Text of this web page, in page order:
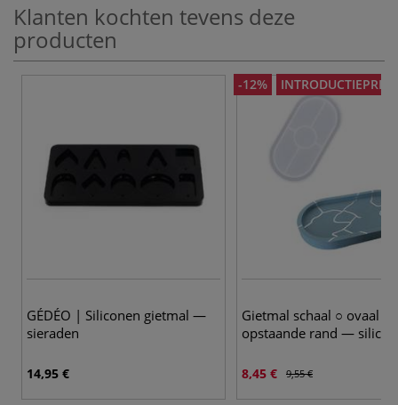
Klanten kochten tevens deze
producten
GÉDÉO | Siliconen gietmal —
sieraden
14,95 €
-12% INTRODUCTIEPRIJS
Gietmal schaal ○ ovaal ○
opstaande rand —
8,45 € 9,55 €